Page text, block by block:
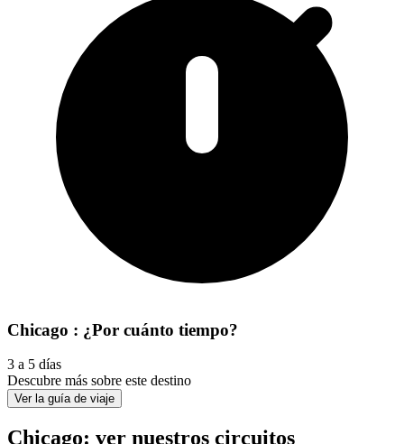
Chicago : ¿Por cuánto tiempo?
3 a 5 días
Descubre más sobre este destino
Ver la guía de viaje
Chicago: ver nuestros circuitos